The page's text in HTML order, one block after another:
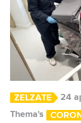
ZELZATE
24
Thema's